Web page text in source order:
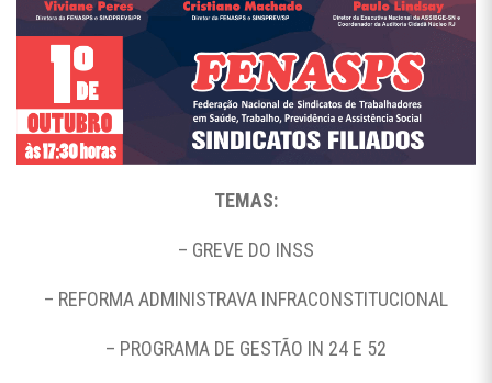
TEMAS:
– GREVE DO INSS
– REFORMA ADMINISTRAVA INFRACONSTITUCIONAL
– PROGRAMA DE GESTÃO IN 24 E 52